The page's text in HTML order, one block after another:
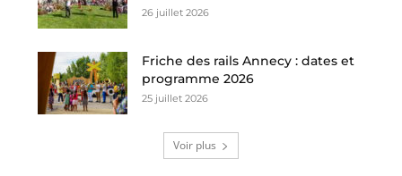
26 juillet 2026
Friche des rails Annecy : dates et
programme 2026
25 juillet 2026
Voir plus